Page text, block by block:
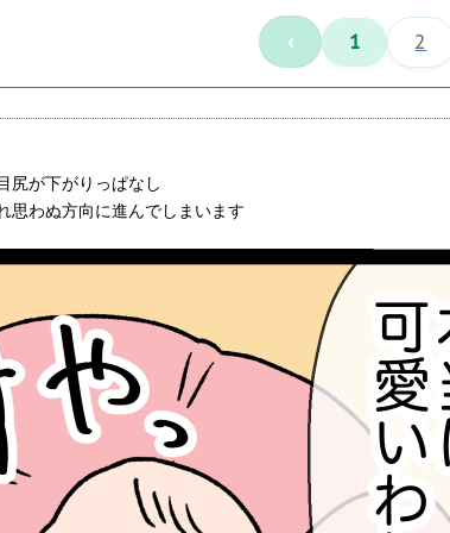
‹ 1 2
尻が下がりっぱなし
思わぬ方向に進んでしまいます